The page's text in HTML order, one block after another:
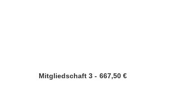
Mitgliedschaft 3 667,50 €